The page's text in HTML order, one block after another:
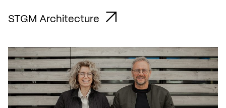
STGM Architecture